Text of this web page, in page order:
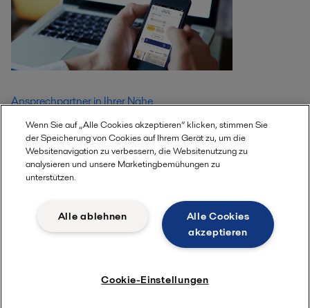
Ansprechpartner in Ihrer Nähe
Wenn Sie auf „Alle Cookies akzeptieren“ klicken, stimmen Sie
der Speicherung von Cookies auf Ihrem Gerät zu, um die
Websitenavigation zu verbessern, die Websitenutzung zu
analysieren und unsere Marketingbemühungen zu
unterstützen.
Alle Cookies
akzeptieren
Alle ablehnen
Cookie-Einstellungen